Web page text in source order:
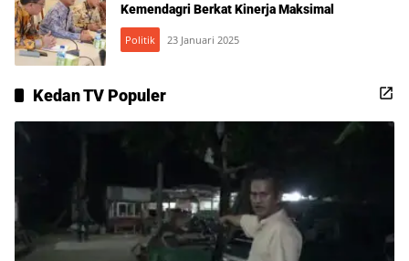
Kemendagri Berkat Kinerja Maksimal
Politik 23 Januari 2025
Kedan TV Populer